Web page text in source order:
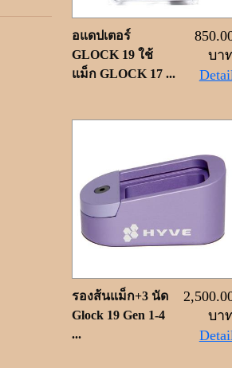
อแดปเตอร์
GLOCK 19 ใช้
แม็ก GLOCK 17 ...
บา
รองส้นแม็ก+3 นัด
Glock 19 Gen 1-4
...
บา